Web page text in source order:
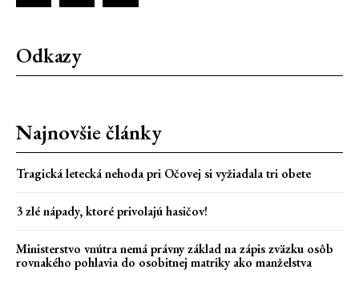
Odkazy
Najnovšie články
Tragická letecká nehoda pri Očovej si vyžiadala tri obete
3 zlé nápady, ktoré privolajú hasičov!
Ministerstvo vnútra nemá právny základ na zápis zväzku osôb
rovnakého pohlavia do osobitnej matriky ako manželstva